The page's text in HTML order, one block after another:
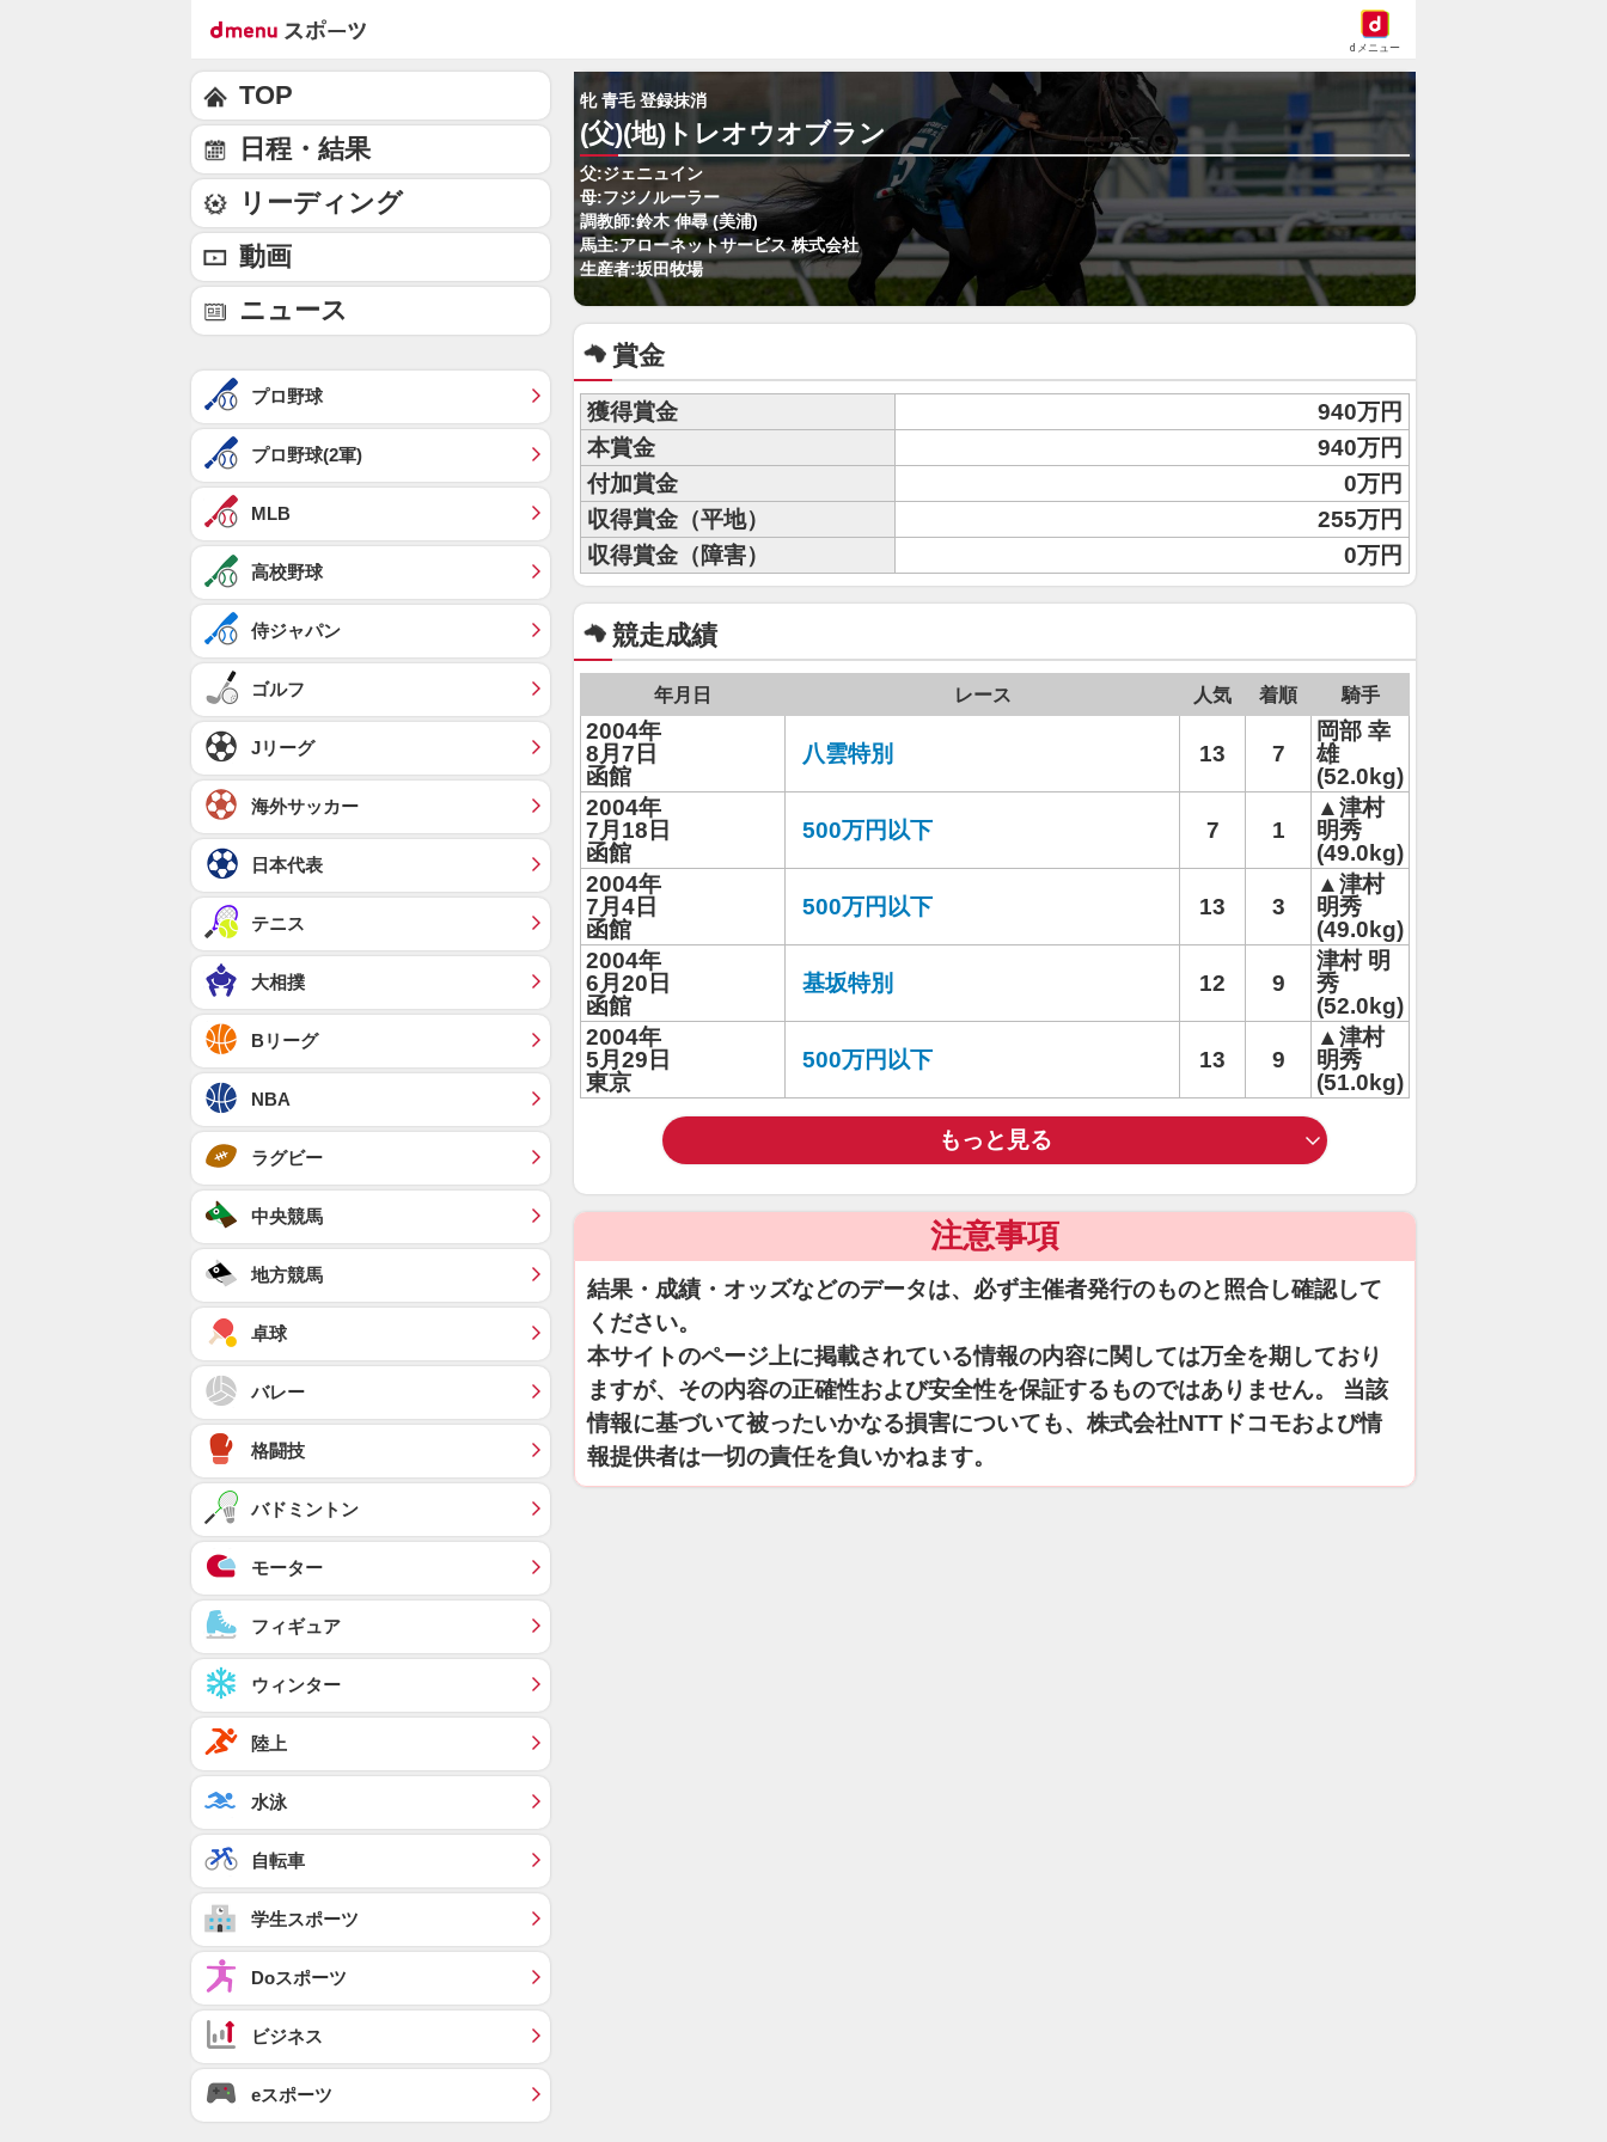
dメニュー
牝 青毛 登録抹消
(父)(地)トレオウオブラン
父:ジェニュイン
母:フジノルーラー
調教師:鈴木 伸尋 (美浦)
馬主:アローネットサービス 株式会社
生産者:坂田牧場
賞金
獲得賞金
940万円
本賞金
940万円
付加賞金
0万円
収得賞金（平地）
255万円
収得賞金（障害）
0万円
競走成績
年月日 レース 人気 着順 騎手
2004年
8月7日
函館
八雲特別 13 7
岡部 幸
雄
(52.0kg)
2004年
7月18日
函館
500万円以下 7 1
▲津村
明秀
(49.0kg)
2004年
7月4日
函館
500万円以下 13 3
▲津村
明秀
(49.0kg)
2004年
6月20日
函館
基坂特別 12 9
津村 明
秀
(52.0kg)
2004年
5月29日
東京
500万円以下 13 9
▲津村
明秀
(51.0kg)
もっと見る
注意事項
結果・成績・オッズなどのデータは、必ず主催者発行のものと照合し確認して
ください。
本サイトのページ上に掲載されている情報の内容に関しては万全を期しており
ますが、その内容の正確性および安全性を保証するものではありません。 当該
情報に基づいて被ったいかなる損害についても、株式会社NTTドコモおよび情
報提供者は一切の責任を負いかねます。
TOP
日程・結果
リーディング
動画
ニュース
プロ野球
プロ野球(2軍)
MLB
高校野球
侍ジャパン
ゴルフ
Jリーグ
海外サッカー
日本代表
テニス
大相撲
Bリーグ
NBA
ラグビー
中央競馬
地方競馬
卓球
バレー
格闘技
バドミントン
モーター
フィギュア
ウィンター
陸上
水泳
自転車
学生スポーツ
Doスポーツ
ビジネス
eスポーツ